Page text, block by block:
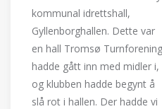
kommunal idrettshall,
Gyllenborghallen. Dette var
en hall Tromsø Turnforening
hadde gått inn med midler i,
og klubben hadde begynt å
slå rot i hallen. Der hadde vi